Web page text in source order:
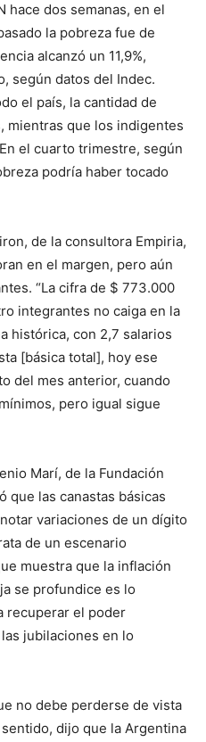
hace dos semanas, en el
la pobreza fue de
alcanzó un 11,9%,
según datos del Indec.
el país, la cantidad de
mientras que los indigentes
el cuarto trimestre, según
podría haber tocado
de la consultora Empiria,
en el margen, pero aún
“La cifra de $ 773.000
integrantes no caiga en la
histórica, con 2,7 salarios
[básica total], hoy ese
del mes anterior, cuando
pero igual sigue
Marí, de la Fundación
que las canastas básicas
variaciones de un dígito
de un escenario
muestra que la inflación
se profundice es lo
recuperar el poder
jubilaciones en lo
no debe perderse de vista
dijo que la Argentina